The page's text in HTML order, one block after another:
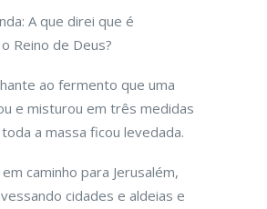
A que direi que é
Reino de Deus?
ao fermento que uma
e misturou em três medidas
a massa ficou levedada.
caminho para Jerusalém,
cidades e aldeias e